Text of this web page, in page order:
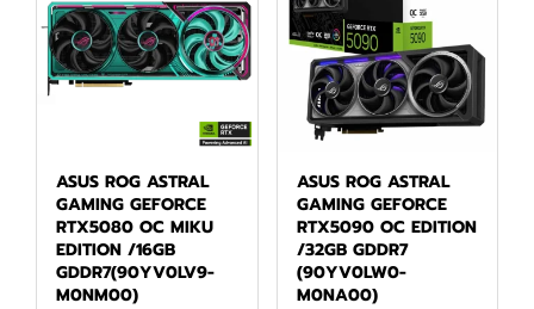
ASUS ROG ASTRAL
GAMING GEFORCE
RTX5080 OC MIKU
EDITION /16GB
GDDR7(90YV0LV9-
M0NM00)
ASUS ROG ASTRAL
GAMING GEFORCE
RTX5090 OC EDITION
/32GB GDDR7
(90YV0LW0-
M0NA00)